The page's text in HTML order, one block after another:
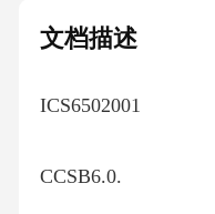
文档描述
ICS6502001
CCSB6.0.